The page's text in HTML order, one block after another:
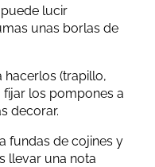
lucir
unas borlas de
hacerlos (trapillo,
fijar los pompones a
decorar.
fundas de cojines y
llevar una nota